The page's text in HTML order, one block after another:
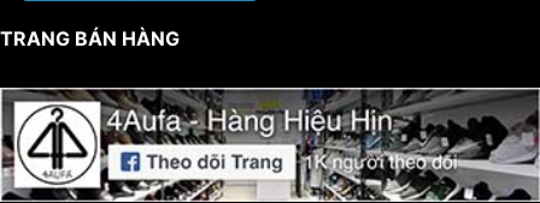
TRANG BÁN HÀNG